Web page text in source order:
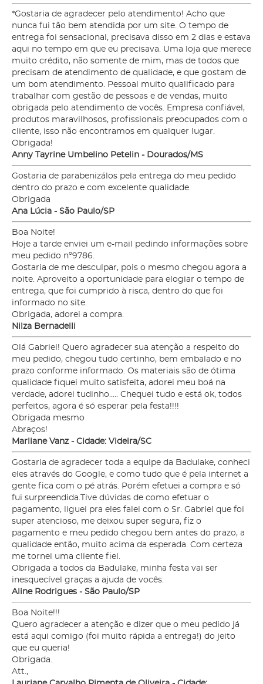
*Gostaria de agradecer pelo atendimento! Acho que
nunca fui tão bem atendida por um site. O tempo de
entrega foi sensacional, precisava disso em 2 dias e estava
aqui no tempo em que eu precisava. Uma loja que merece
muito crédito, não somente de mim, mas de todos que
precisam de atendimento de qualidade, e que gostam de
um bom atendimento. Pessoal muito qualificado para
trabalhar com gestão de pessoas e de vendas, muito
obrigada pelo atendimento de vocês. Empresa confiável,
produtos maravilhosos, profissionais preocupados com o
cliente, isso não encontramos em qualquer lugar.
Obrigada!
Anny Tayrine Umbelino Petelin - Dourados/MS
Gostaria de parabenizálos pela entrega do meu pedido
dentro do prazo e com excelente qualidade.
Obrigada
Ana Lúcia - São Paulo/SP
Boa Noite!
Hoje a tarde enviei um e-mail pedindo informações sobre
meu pedido nº9786.
Gostaria de me desculpar, pois o mesmo chegou agora a
noite. Aproveito a oportunidade para elogiar o tempo de
entrega, que foi cumprido à risca, dentro do que foi
informado no site.
Obrigada, adorei a compra.
Nilza Bernadelli
Olá Gabriel! Quero agradecer sua atenção a respeito do
meu pedido, chegou tudo certinho, bem embalado e no
prazo conforme informado. Os materiais são de ótima
qualidade fiquei muito satisfeita, adorei meu boá na
verdade, adorei tudinho..... Chequei tudo e está ok, todos
perfeitos, agora é só esperar pela festa!!!!
Obrigada mesmo
Abraços!
Marliane Vanz - Cidade: Videira/SC
Gostaria de agradecer toda a equipe da Badulake, conheci
eles através do Google, e como tudo que é pela internet a
gente fica com o pé atrás. Porém efetuei a compra e só
fui surpreendida.Tive dúvidas de como efetuar o
pagamento, liguei pra eles falei com o Sr. Gabriel que foi
super atencioso, me deixou super segura, fiz o
pagamento e meu pedido chegou bem antes do prazo, a
qualidade então, muito acima da esperada. Com certeza
me tornei uma cliente fiel.
Obrigada a todos da Badulake, minha festa vai ser
inesquecível graças a ajuda de vocês.
Aline Rodrigues - São Paulo/SP
Boa Noite!!!
Quero agradecer a atenção e dizer que o meu pedido já
está aqui comigo (foi muito rápida a entrega!) do jeito
que eu queria!
Obrigada.
Att.,